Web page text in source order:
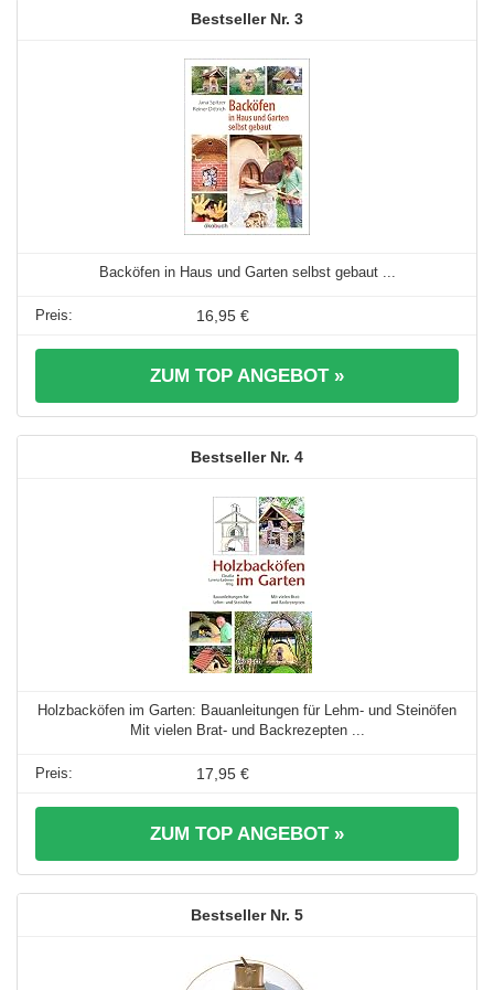
3
Backöfen in Haus und Garten selbst gebaut ...
16,95 €
ZUM TOP ANGEBOT »
4
Holzbacköfen im Garten: Bauanleitungen für Lehm- und Steinöfen
Mit vielen Brat- und Backrezepten ...
17,95 €
ZUM TOP ANGEBOT »
5